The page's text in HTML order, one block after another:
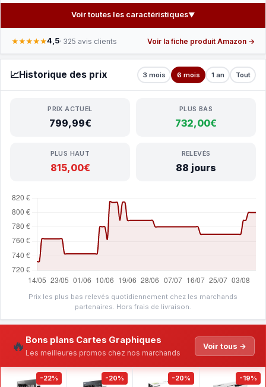
Voir toutes les caractéristiques▼
★★★★★4,5· 325 avis clients Voir la fiche produit Amazon →
📈Historique des prix 3 mois 6 mois 1 an Tout
PRIX ACTUEL
799,99€
PLUS BAS
732,00€
PLUS HAUT
815,00€
RELEVÉS
88 jours
Prix les plus bas relevés quotidiennement chez les marchands
partenaires. Hors frais de livraison.
🔥 Bons plans Cartes Graphiques
Les meilleures promos chez nos marchands
Voir tous →
-22% -20% -20% -19%